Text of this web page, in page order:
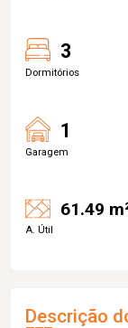
3
Dormitórios
1
Garagem
61.49
A. Útil
Descrição